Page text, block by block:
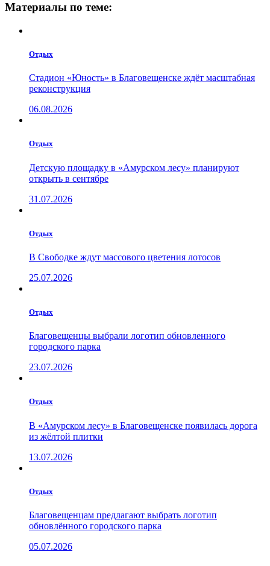
Материалы по теме:
Отдых
Стадион «Юность» в Благовещенске ждёт масштабная
реконструкция
06.08.2026
Отдых
Детскую площадку в «Амурском лесу» планируют
открыть в сентябре
31.07.2026
Отдых
В Свободке ждут массового цветения лотосов
25.07.2026
Отдых
Благовещенцы выбрали логотип обновленного
городского парка
23.07.2026
Отдых
В «Амурском лесу» в Благовещенске появилась дорога
из жёлтой плитки
13.07.2026
Отдых
Благовещенцам предлагают выбрать логотип
обновлённого городского парка
05.07.2026